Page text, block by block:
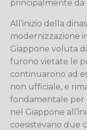
principalmente da
All’inizio della
modernizzazione
Giappone voluta
furono vietate le
continuarono ad
non ufficiale, e
fondamentale per
nel Giappone
coesistevano due